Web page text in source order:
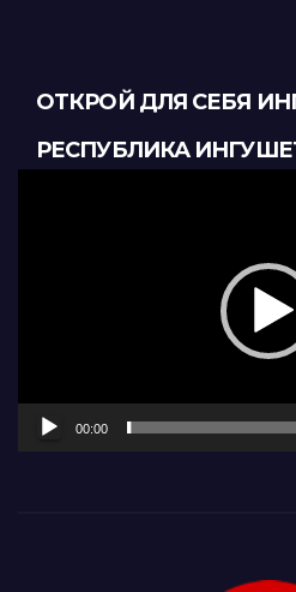
ОТКРОЙ ДЛЯ СЕБЯ
РЕСПУБЛИКА
00:00